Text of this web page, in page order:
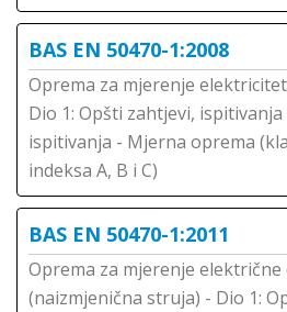
BAS EN 50470-1:2008
Oprema za mjerenje
Dio 1: Opšti zahtjevi,
ispitivanja - Mjerna oprema
indeksa A, B i C)
BAS EN 50470-1:2011
Oprema za mjerenje električne
(naizmjenična struja) - Dio 1: